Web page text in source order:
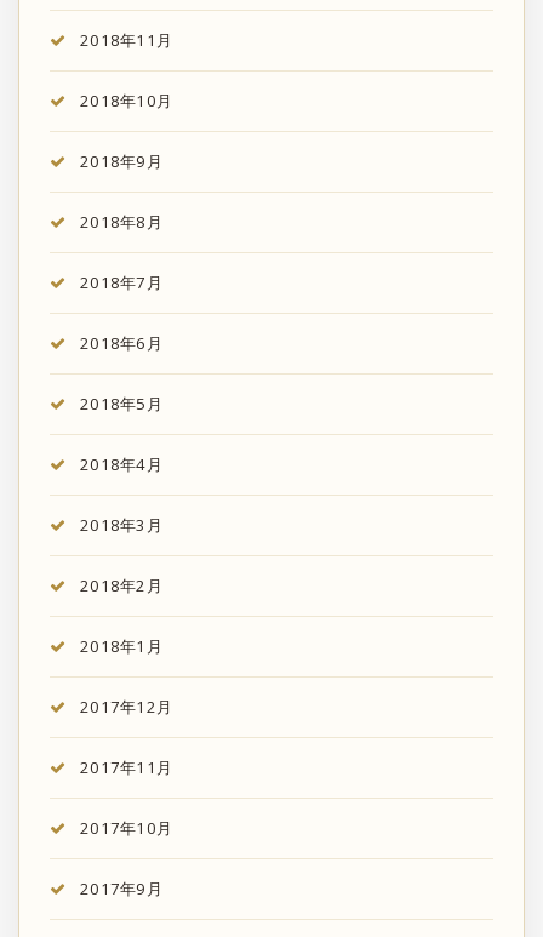
2018年11月
2018年10月
2018年9月
2018年8月
2018年7月
2018年6月
2018年5月
2018年4月
2018年3月
2018年2月
2018年1月
2017年12月
2017年11月
2017年10月
2017年9月